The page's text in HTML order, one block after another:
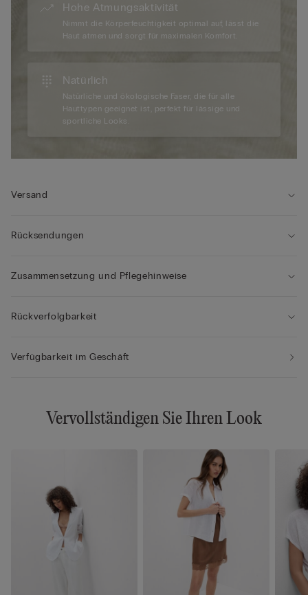
Hohe Atmungsaktivität
Nimmt die Körperfeuchtigkeit optimal auf, lässt die
Haut atmen und sorgt für maximalen Komfort.
Natürlich
Natürliche und ökologische Faser, die für alle
Hauttypen geeignet ist, perfekt für lässige und
sportliche Looks.
Versand
Rücksendungen
Zusammensetzung und Pflegehinweise
Rückverfolgbarkeit
Verfügbarkeit im Geschäft
Vervollständigen Sie Ihren Look